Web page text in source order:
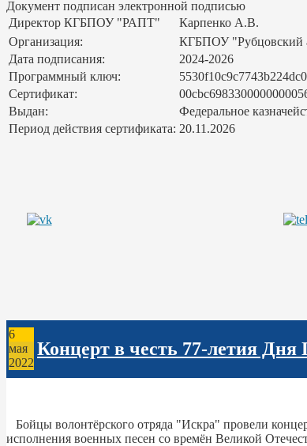
Документ подписан электронной подписью
Директор КГБПОУ "РАПТ"
Карпенко А.В.
Организация:
КГБПОУ "Рубцовский
Дата подписания:
2024-2026
Программный ключ:
Сертификат:
Выдан:
Федеральное
Период действия сертификата: 20.11.2026
6
мая
2022
Концерт в честь 77-летия
Бойцы волонтёрского отряда "Искра" провели
исполнения военных песен со времён Великой